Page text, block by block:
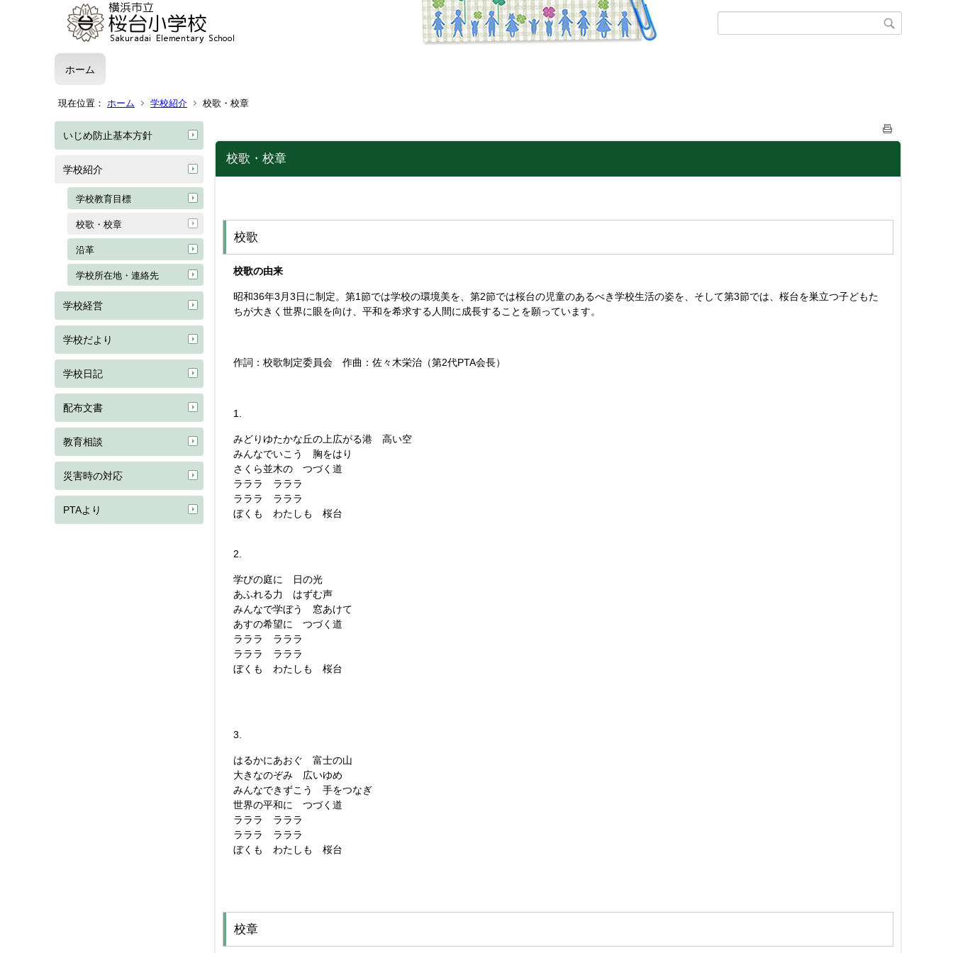
ホーム
現在位置： ホーム 学校紹介 校歌・校章
いじめ防止基本方針
学校紹介
学校教育目標
校歌・校章
沿革
学校所在地・連絡先
学校経営
学校だより
学校日記
配布文書
教育相談
災害時の対応
PTAより
校歌・校章
校歌
校歌の由来
昭和36年3月3日に制定。第1節では学校の環境美を、第2節では桜台の児童のあるべき学校生活の姿を、そして第3節では、桜台を巣立つ子どもた
ちが大きく世界に眼を向け、平和を希求する人間に成長することを願っています。
作詞：校歌制定委員会 作曲：佐々木栄治（第2代PTA会長）
1.
みどりゆたかな丘の上広がる港 高い空
みんなでいこう 胸をはり
さくら並木の つづく道
ラララ ラララ
ラララ ラララ
ぼくも わたしも 桜台
2.
学びの庭に 日の光
あふれる力 はずむ声
みんなで学ぼう 窓あけて
あすの希望に つづく道
ラララ ラララ
ラララ ラララ
ぼくも わたしも 桜台
3.
はるかにあおぐ 富士の山
大きなのぞみ 広いゆめ
みんなできずこう 手をつなぎ
世界の平和に つづく道
ラララ ラララ
ラララ ラララ
ぼくも わたしも 桜台
校章